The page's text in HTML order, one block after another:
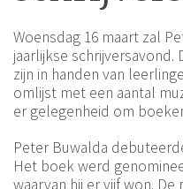
Woensdag 16 maart zal
jaarlijkse
zijn in handen van
omlijst met een aantal
er gelegenheid om
Peter Buwalda
Het boek werd
waarvan hij er vijf won.